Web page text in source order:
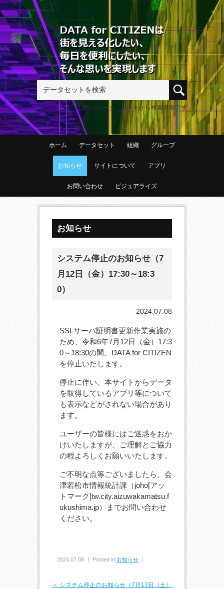
411件のデータ・セットから検索可能です
ホーム データセット 組織 グループ
お知らせ サイトについて アプリ
お問い合わせ ビジュアライズ
お知らせ
システム停止のお知らせ（7
月12日（金）17:30～18:3
0）
2024.07.08
SSLサーバ証明書更新作業実施の
ため、令和6年7月12日（金）17:3
0～18:30の間、DATA for CITIZEN
を停止いたします。
停止に伴い、本サイトからデータ
を取得しているアプリ等について
も表示などがされない場合があり
ます。
ユーザーの皆様にはご迷惑をおか
けいたしますが、ご理解とご協力
の程よろしくお願いいたします。
ご不明な点等ございましたら、会
津若松市情報統計課（joho[アッ
トマーク]tw.city.aizuwakamatsu.f
ukushima.jp）までお問い合わせ
ください。
2024.07.08 ｜ Posted in お知らせ ｜
＜ システム停止のお知らせ（7月13日（土）